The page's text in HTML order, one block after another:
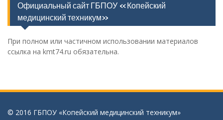
Официальный сайт ГБПОУ «Копейский
медицинский техникум»
При полном или частичном использовании материалов
ссылка на kmt74.ru обязательна.
© 2016 ГБПОУ «Копейский медицинский техникум»